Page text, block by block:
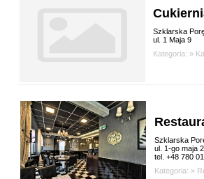
Szklarska
ul. 1 Maja 9
Kategoria: »
Szklarska
ul. 1-go maja
tel. +48 780
Kategoria: »